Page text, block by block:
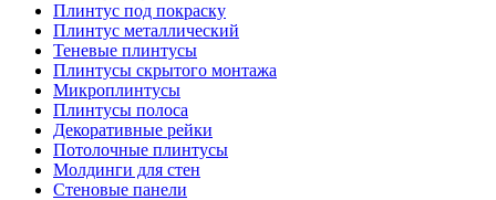
Плинтус под покраску
Плинтус металлический
Теневые плинтусы
Плинтусы скрытого монтажа
Микроплинтусы
Плинтусы полоса
Декоративные рейки
Потолочные плинтусы
Молдинги для стен
Стеновые панели